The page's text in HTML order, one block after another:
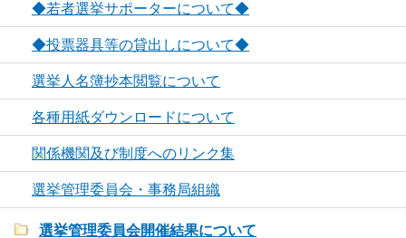
◆若者選挙サポーターについて◆
◆投票器具等の貸出しについて◆
選挙人名簿抄本閲覧について
各種用紙ダウンロードについて
関係機関及び制度へのリンク集
選挙管理委員会・事務局組織
選挙管理委員会開催結果について